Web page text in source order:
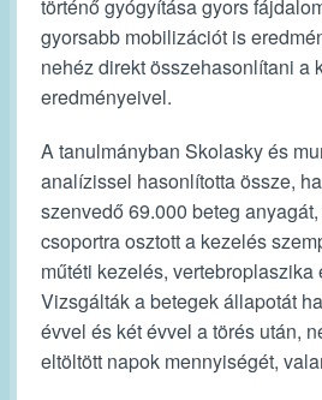
történő gyógyítása gyors
gyorsabb mobilizációt is
nehéz direkt összehasonlítani a
eredményeivel.
A tanulmányban Skolasky és
analízissel hasonlította össze,
szenvedő 69.000 beteg
csoportra osztott a kezelés
műtéti kezelés, vertebroplaszika
Vizsgálták a betegek állapotát
évvel és két évvel a törés után,
eltöltött napok mennyiségét,